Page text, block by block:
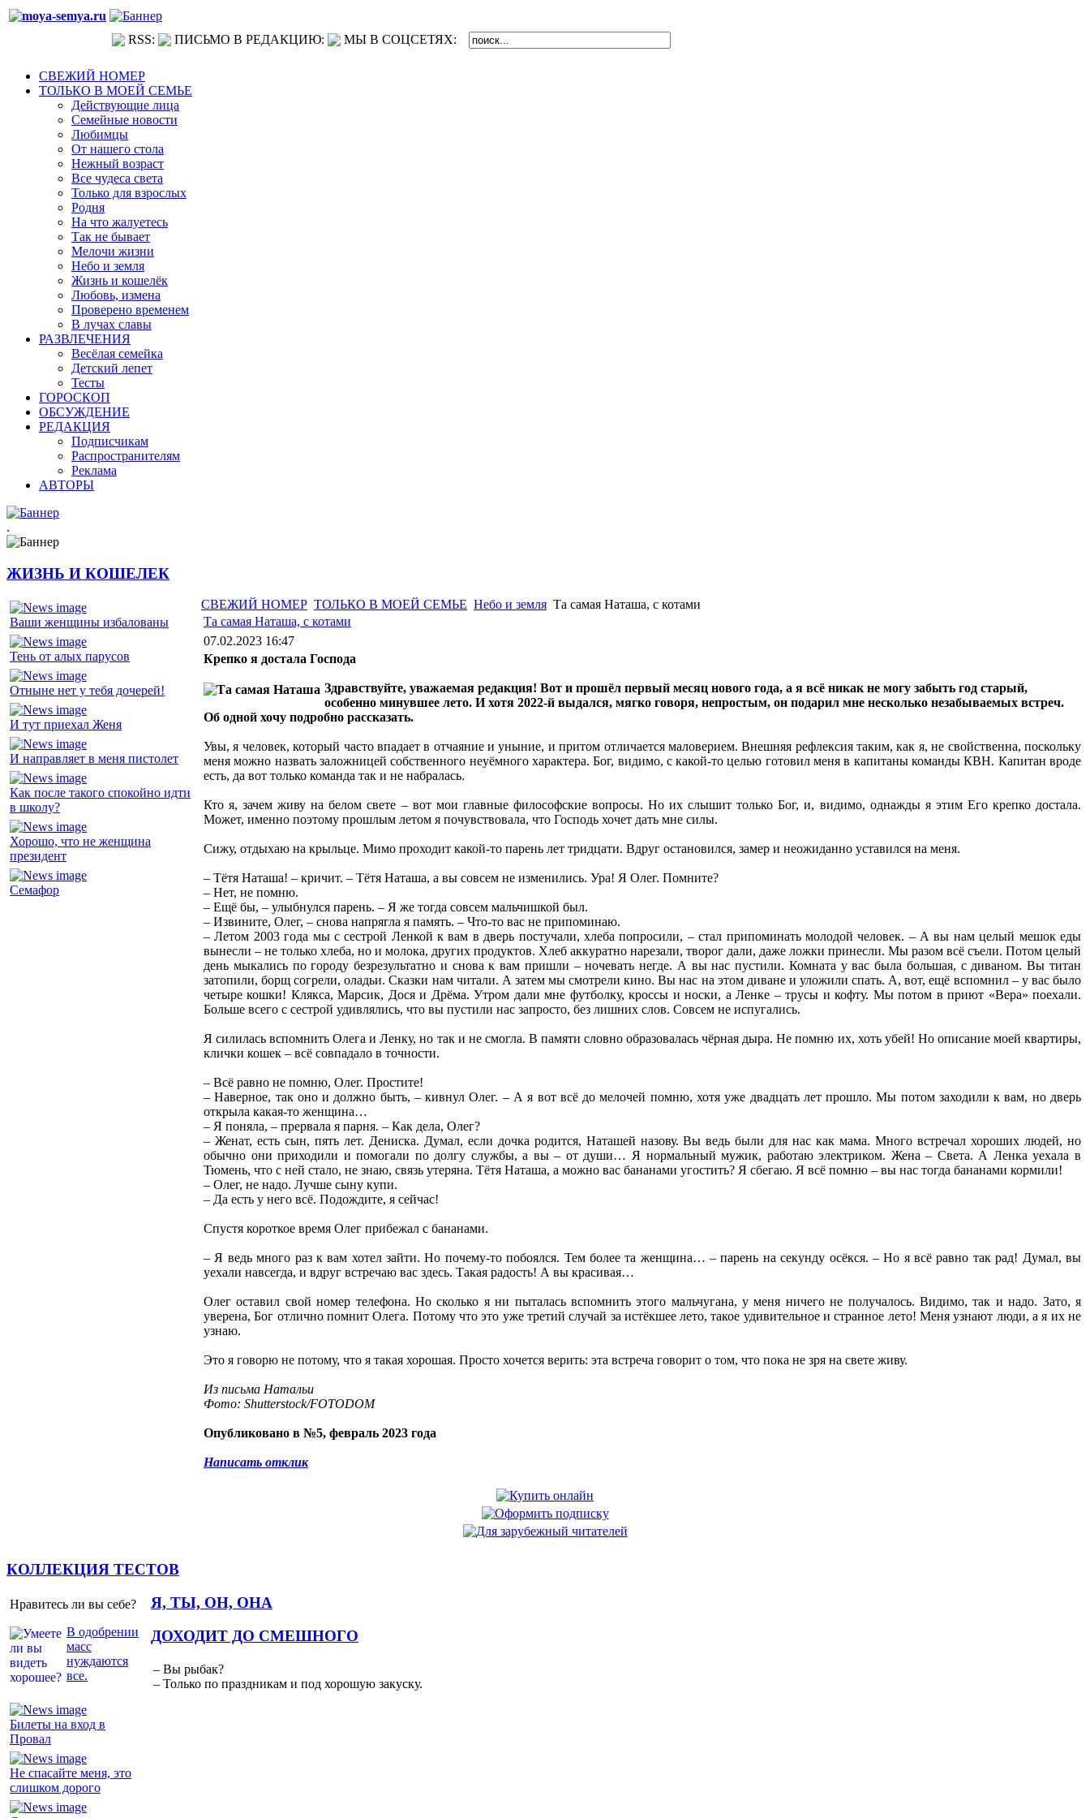
RSS: ПИСЬМО В РЕДАКЦИЮ: МЫ В СОЦСЕТЯХ:
СВЕЖИЙ НОМЕР
ТОЛЬКО В МОЕЙ СЕМЬЕ
Действующие лица
Семейные новости
Любимцы
От нашего стола
Нежный возраст
Все чудеса света
Только для взрослых
Родня
На что жалуетесь
Так не бывает
Мелочи жизни
Небо и земля
Жизнь и кошелёк
Любовь, измена
Проверено временем
В лучах славы
РАЗВЛЕЧЕНИЯ
Весёлая семейка
Детский лепет
Тесты
ГОРОСКОП
ОБСУЖДЕНИЕ
РЕДАКЦИЯ
Подписчикам
Распространителям
Реклама
АВТОРЫ
.
ЖИЗНЬ И КОШЕЛЕК
Ваши женщины избалованы
Тень от алых парусов
Отныне нет у тебя дочерей!
И тут приехал Женя
И направляет в меня пистолет
Как после такого спокойно идти
в школу?
Хорошо, что не женщина
президент
Семафор
СВЕЖИЙ НОМЕР ТОЛЬКО В МОЕЙ СЕМЬЕ Небо и земля Та самая Наташа, с котами
Та самая Наташа, с котами
07.02.2023 16:47
Крепко я достала Господа
Здравствуйте, уважаемая редакция! Вот и прошёл первый месяц нового года, а я всё никак не могу забыть год старый,
особенно минувшее лето. И хотя 2022-й выдался, мягко говоря, непростым, он подарил мне несколько незабываемых встреч.
Об одной хочу подробно рассказать.
Увы, я человек, который часто впадает в отчаяние и уныние, и притом отличается маловерием. Внешняя рефлексия таким, как я, не свойственна, поскольку
меня можно назвать заложницей собственного неуёмного характера. Бог, видимо, с какой-то целью готовил меня в капитаны команды КВН. Капитан вроде
есть, да вот только команда так и не набралась.
Кто я, зачем живу на белом свете – вот мои главные философские вопросы. Но их слышит только Бог, и, видимо, однажды я этим Его крепко достала.
Может, именно поэтому прошлым летом я почувствовала, что Господь хочет дать мне силы.
Сижу, отдыхаю на крыльце. Мимо проходит какой-то парень лет тридцати. Вдруг остановился, замер и неожиданно уставился на меня.
– Тётя Наташа! – кричит. – Тётя Наташа, а вы совсем не изменились. Ура! Я Олег. Помните?
– Нет, не помню.
– Ещё бы, – улыбнулся парень. – Я же тогда совсем мальчишкой был.
– Извините, Олег, – снова напрягла я память. – Что-то вас не припоминаю.
– Летом 2003 года мы с сестрой Ленкой к вам в дверь постучали, хлеба попросили, – стал припоминать молодой человек. – А вы нам целый мешок еды
вынесли – не только хлеба, но и молока, других продуктов. Хлеб аккуратно нарезали, творог дали, даже ложки принесли. Мы разом всё съели. Потом целый
день мыкались по городу безрезультатно и снова к вам пришли – ночевать негде. А вы нас пустили. Комната у вас была большая, с диваном. Вы титан
затопили, борщ согрели, оладьи. Сказки нам читали. А затем мы смотрели кино. Вы нас на этом диване и уложили спать. А, вот, ещё вспомнил – у вас было
четыре кошки! Клякса, Марсик, Дося и Дрёма. Утром дали мне футболку, кроссы и носки, а Ленке – трусы и кофту. Мы потом в приют «Вера» поехали.
Больше всего с сестрой удивлялись, что вы пустили нас запросто, без лишних слов. Совсем не испугались.
Я силилась вспомнить Олега и Ленку, но так и не смогла. В памяти словно образовалась чёрная дыра. Не помню их, хоть убей! Но описание моей квартиры,
клички кошек – всё совпадало в точности.
– Всё равно не помню, Олег. Простите!
– Наверное, так оно и должно быть, – кивнул Олег. – А я вот всё до мелочей помню, хотя уже двадцать лет прошло. Мы потом заходили к вам, но дверь
открыла какая-то женщина…
– Я поняла, – прервала я парня. – Как дела, Олег?
– Женат, есть сын, пять лет. Дениска. Думал, если дочка родится, Наташей назову. Вы ведь были для нас как мама. Много встречал хороших людей, но
обычно они приходили и помогали по долгу службы, а вы – от души… Я нормальный мужик, работаю электриком. Жена – Света. А Ленка уехала в
Тюмень, что с ней стало, не знаю, связь утеряна. Тётя Наташа, а можно вас бананами угостить? Я сбегаю. Я всё помню – вы нас тогда бананами кормили!
– Олег, не надо. Лучше сыну купи.
– Да есть у него всё. Подождите, я сейчас!
Спустя короткое время Олег прибежал с бананами.
– Я ведь много раз к вам хотел зайти. Но почему-то побоялся. Тем более та женщина… – парень на секунду осёкся. – Но я всё равно так рад! Думал, вы
уехали навсегда, и вдруг встречаю вас здесь. Такая радость! А вы красивая…
Олег оставил свой номер телефона. Но сколько я ни пыталась вспомнить этого мальчугана, у меня ничего не получалось. Видимо, так и надо. Зато, я
уверена, Бог отлично помнит Олега. Потому что это уже третий случай за истёкшее лето, такое удивительное и странное лето! Меня узнают люди, а я их не
узнаю.
Это я говорю не потому, что я такая хорошая. Просто хочется верить: эта встреча говорит о том, что пока не зря на свете живу.
Из письма Натальи
Фото: Shutterstock/FOTODOM
Опубликовано в №5, февраль 2023 года
Написать отклик
КОЛЛЕКЦИЯ ТЕСТОВ
Нравитесь ли вы себе?
В одобрении
масс
нуждаются
все.
Я, ТЫ, ОН, ОНА
Билеты на вход в
Провал
Не спасайте меня, это
слишком дорого
ДОХОДИТ ДО СМЕШНОГО
– Вы рыбак?
– Только по праздникам и под хорошую закуску.